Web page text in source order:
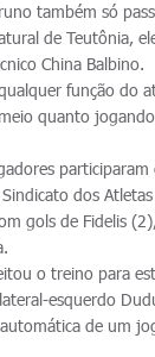
também só
de Teutônia,
China Balbino.
função do
quanto
dos
gols de Fidelis
o treino para
esquerdo
de um